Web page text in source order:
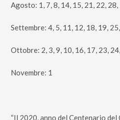
Agosto: 1, 7, 8, 14, 15, 21, 22, 28,
Settembre: 4, 5, 11, 12, 18, 19,
Ottobre: 2, 3, 9, 10, 16, 17, 23,
Novembre: 1
“Il 2020, anno del Centenario